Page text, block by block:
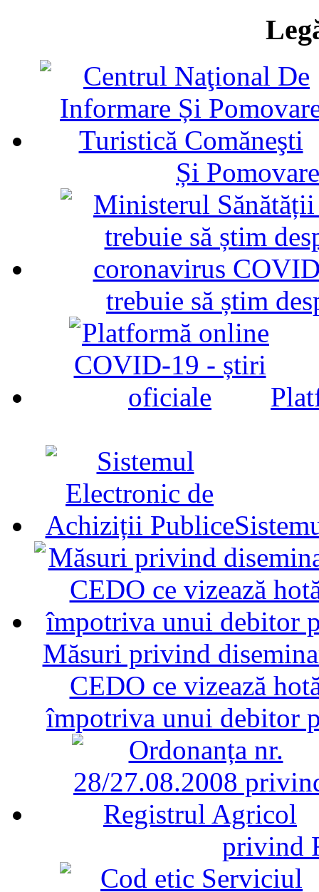
Și
trebuie să știm
Măsuri privind
CEDO ce vizează
împotriva unui debitor
privind